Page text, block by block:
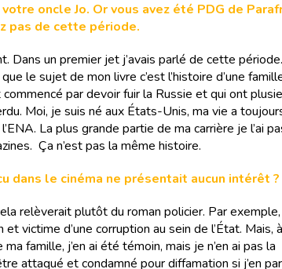
oncle Jo. Or vous avez été PDG de
pas de cette période.
Dans un premier jet j’avais parlé de cette
le sujet de mon livre c’est l’histoire d’une
par devoir fuir la Russie et qui ont
Moi, je suis né aux États-Unis, ma vie a
La plus grande partie de ma carrière je l’ai
Ça n’est pas la même histoire.
dans le cinéma ne présentait aucun intérêt ?
relèverait plutôt du roman policier. Par exemple,
victime d’une corruption au sein de l’État. Mais,
famille, j’en ai été témoin, mais je n’en ai pas la
attaqué et condamné pour diffamation si j’en